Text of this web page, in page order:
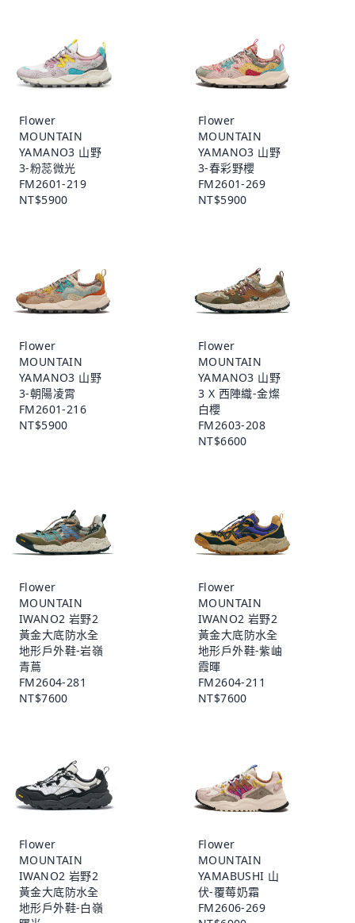
Flower
MOUNTAIN
YAMANO3 山野
3-粉蕊微光
FM2601-219
NT$5900
Flower
MOUNTAIN
YAMANO3 山野
3-春彩野櫻
FM2601-269
NT$5900
Flower
MOUNTAIN
YAMANO3 山野
3-朝陽凌霄
FM2601-216
NT$5900
Flower
MOUNTAIN
YAMANO3 山野
3 X 西陣織-金燦
白櫻
FM2603-208
NT$6600
Flower
MOUNTAIN
IWANO2 岩野2
黃金大底防水全
地形戶外鞋-岩嶺
青蔦
FM2604-281
NT$7600
Flower
MOUNTAIN
IWANO2 岩野2
黃金大底防水全
地形戶外鞋-紫岫
霞暉
FM2604-211
NT$7600
Flower
MOUNTAIN
IWANO2 岩野2
黃金大底防水全
地形戶外鞋-白嶺
Flower
MOUNTAIN
YAMABUSHI 山
伏-覆莓奶霜
FM2606-269